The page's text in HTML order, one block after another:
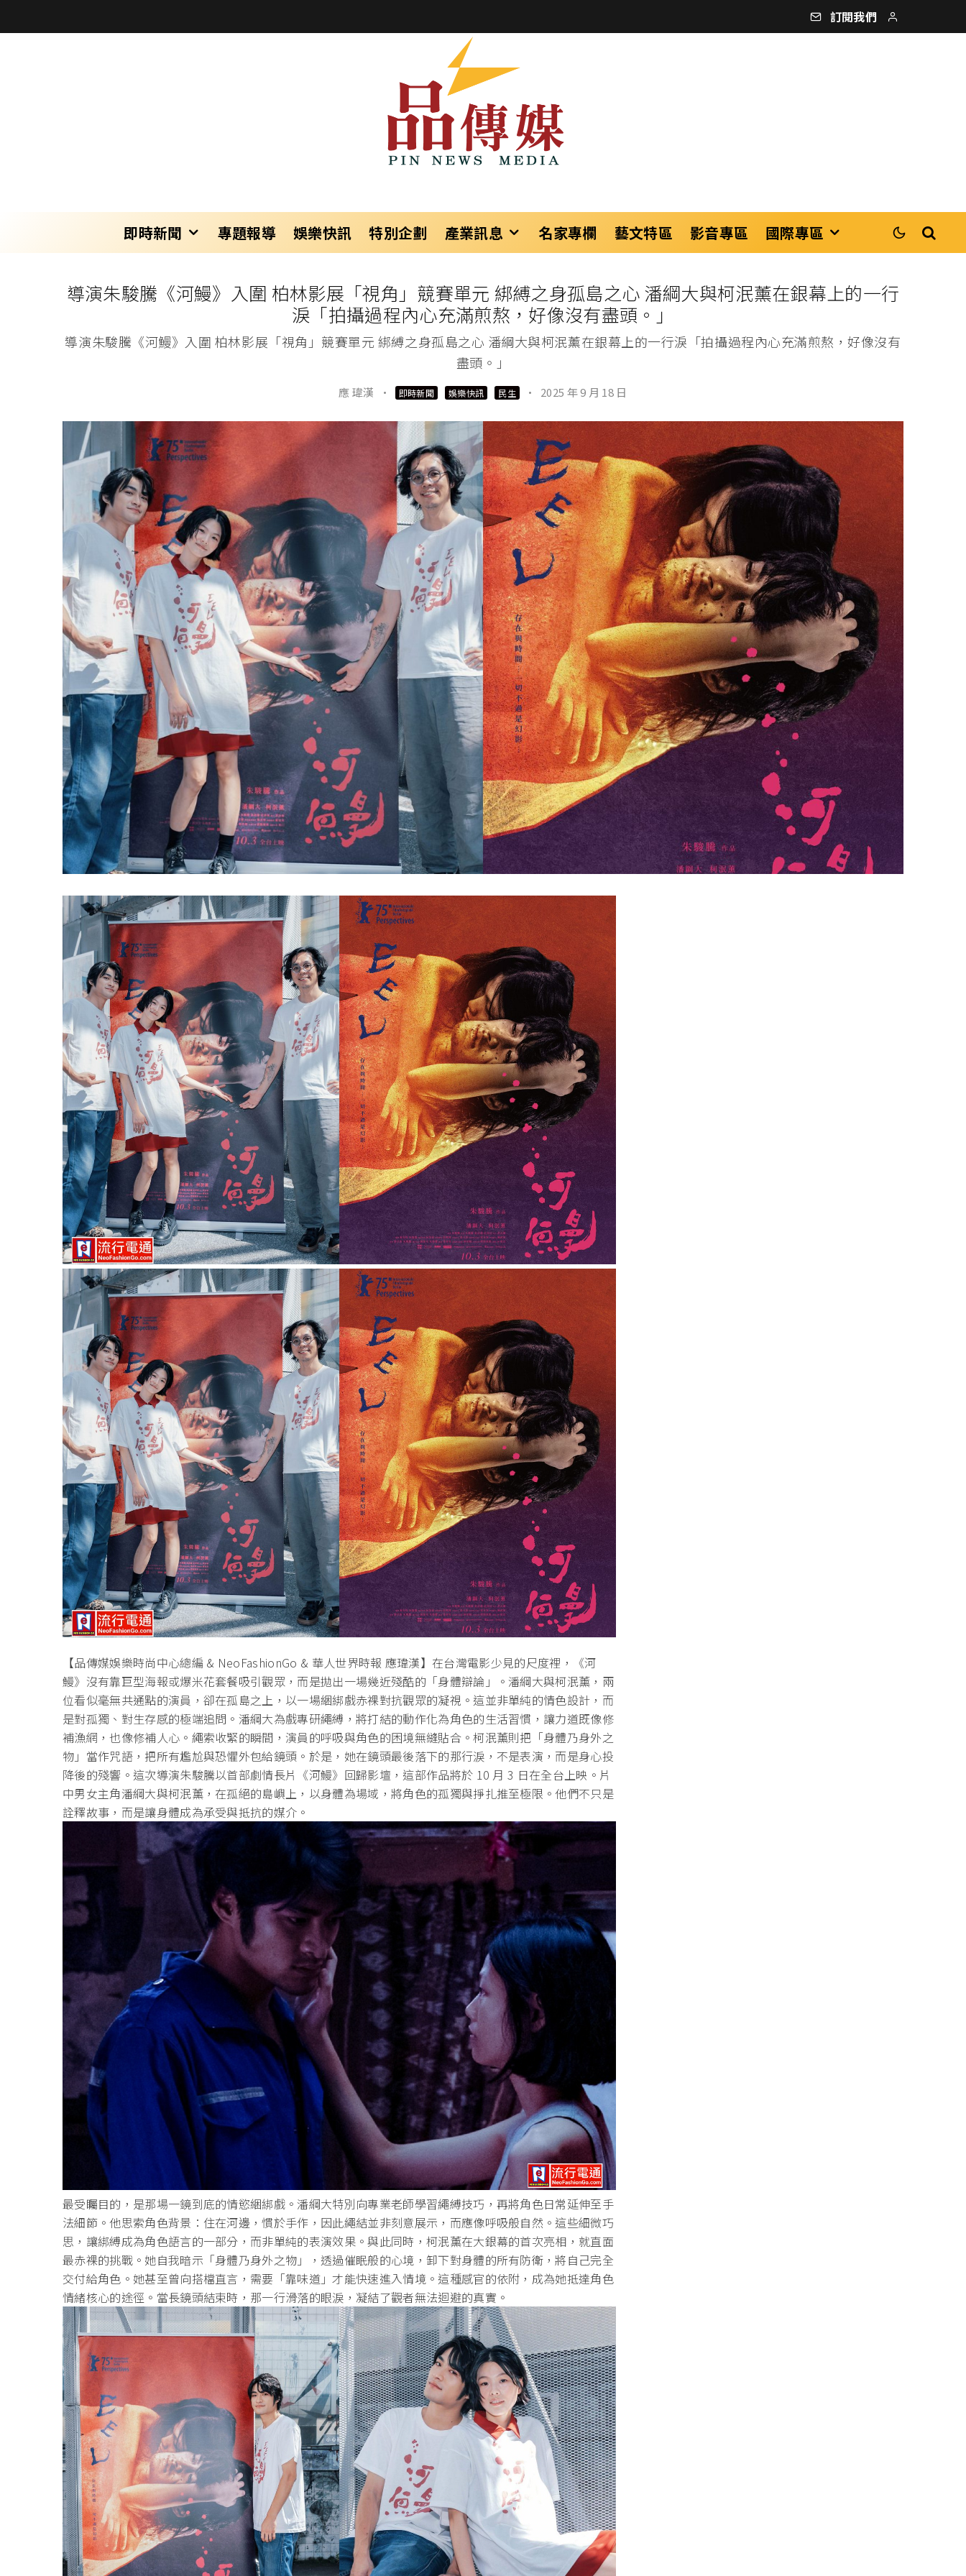
訂閱我們
即時新聞 專題報導 娛樂快訊 特別企劃 產業訊息 名家專欄 藝文特區 影音專區 國際專區
導演朱駿騰《河鰻》入圍 柏林影展「視角」競賽單元 綁縛之身孤島之心 潘綱大與柯泯薰在銀幕上的一行
淚「拍攝過程內心充滿煎熬，好像沒有盡頭。」
導演朱駿騰《河鰻》入圍 柏林影展「視角」競賽單元 綁縛之身孤島之心 潘綱大與柯泯薰在銀幕上的一行淚「拍攝過程內心充滿煎熬，好像沒有
盡頭。」
應 瑋漢 · 即時新聞 娛樂快訊 民生 · 2025 年 9 月 18 日
【品傳媒娛樂時尚中心總編 & NeoFashionGo & 華人世界時報 應瑋漢】在台灣電影少見的尺度裡，《河
鰻》沒有靠巨型海報或爆米花套餐吸引觀眾，而是拋出一場幾近殘酷的「身體辯論」。潘綱大與柯泯薰，兩
位看似毫無共通點的演員，卻在孤島之上，以一場綑綁戲赤裸對抗觀眾的凝視。這並非單純的情色設計，而
是對孤獨、對生存感的極端追問。潘綱大為戲專研繩縛，將打結的動作化為角色的生活習慣，讓力道既像修
補漁網，也像修補人心。繩索收緊的瞬間，演員的呼吸與角色的困境無縫貼合。柯泯薰則把「身體乃身外之
物」當作咒語，把所有尷尬與恐懼外包給鏡頭。於是，她在鏡頭最後落下的那行淚，不是表演，而是身心投
降後的殘響。這次導演朱駿騰以首部劇情長片《河鰻》回歸影壇，這部作品將於 10 月 3 日在全台上映。片
中男女主角潘綱大與柯泯薰，在孤絕的島嶼上，以身體為場域，將角色的孤獨與掙扎推至極限。他們不只是
詮釋故事，而是讓身體成為承受與抵抗的媒介。
最受矚目的，是那場一鏡到底的情慾綑綁戲。潘綱大特別向專業老師學習繩縛技巧，再將角色日常延伸至手
法細節。他思索角色背景：住在河邊，慣於手作，因此繩結並非刻意展示，而應像呼吸般自然。這些細微巧
思，讓綁縛成為角色語言的一部分，而非單純的表演效果。與此同時，柯泯薰在大銀幕的首次亮相，就直面
最赤裸的挑戰。她自我暗示「身體乃身外之物」，透過催眠般的心境，卸下對身體的所有防衛，將自己完全
交付給角色。她甚至曾向搭檔直言，需要「靠味道」才能快速進入情境。這種感官的依附，成為她抵達角色
情緒核心的途徑。當長鏡頭結束時，那一行滑落的眼淚，凝結了觀者無法迴避的真實。